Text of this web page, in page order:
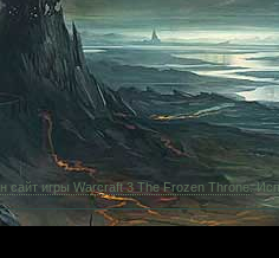
сайт игры Warcraft 3 The Frozen Throne.